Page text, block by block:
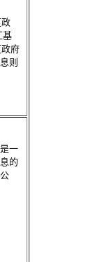
基
府
则
一
的